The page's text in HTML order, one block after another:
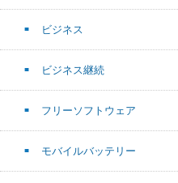
ビジネス
ビジネス継続
フリーソフトウェア
モバイルバッテリー